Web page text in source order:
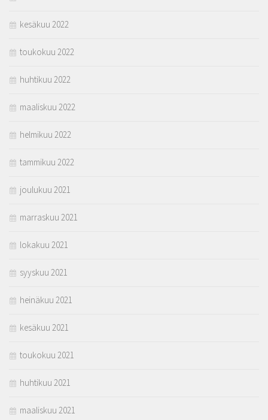
kesäkuu 2022
toukokuu 2022
huhtikuu 2022
maaliskuu 2022
helmikuu 2022
tammikuu 2022
joulukuu 2021
marraskuu 2021
lokakuu 2021
syyskuu 2021
heinäkuu 2021
kesäkuu 2021
toukokuu 2021
huhtikuu 2021
maaliskuu 2021